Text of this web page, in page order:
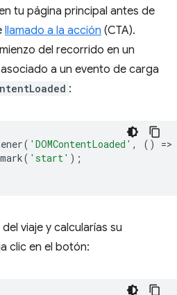
tu página principal antes de
llamado a la acción (CTA).
del recorrido en un
a un evento de carga
:
( 'DOMContentLoaded' , () =>
mark( 'start' );
viaje y calcularías su
clic en el botón: